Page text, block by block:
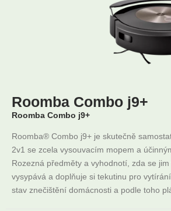
Roomba Combo j9+
Roomba Combo j9+
Roomba® Combo j9+ je skutečně
2v1 se zcela vysouvacím mopem a
Rozezná předměty a vyhodnotí, zda se
vysypává a doplňuje si tekutinu pro
stav znečištění domácnosti a podle toho